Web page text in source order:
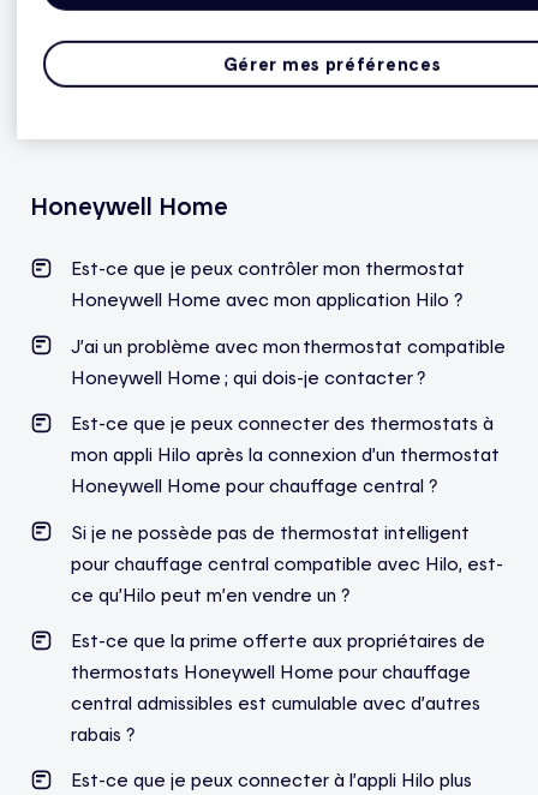
l’intégration sera terminée et qu’il sera possible
d’ajouter ce modèle de thermostats à l’application
Honeywell Home
Est-ce que je peux contrôler mon thermostat
Honeywell Home avec mon application Hilo ?
J’ai un problème avec mon thermostat compatible
Honeywell Home ; qui dois-je contacter ?
Est-ce que je peux connecter des thermostats à
mon appli Hilo après la connexion d’un thermostat
Honeywell Home pour chauffage central ?
Si je ne possède pas de thermostat intelligent
pour chauffage central compatible avec Hilo, est-
ce qu’Hilo peut m’en vendre un ?
Est-ce que la prime offerte aux propriétaires de
thermostats Honeywell Home pour chauffage
central admissibles est cumulable avec d’autres
rabais ?
Est-ce que je peux connecter à l’appli Hilo plus
Gérer mes préférences